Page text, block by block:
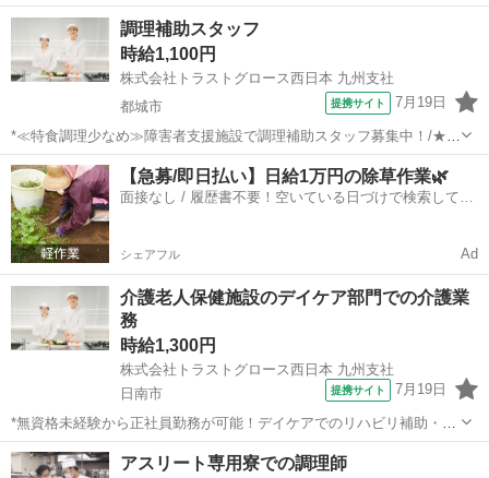
配缶、調理場清掃他をお願いします。 児童・生徒の皆さんに毎回美味
しく温かい食事を提供できるよう、工夫を凝らした業務をお願いしま
す。 子供達が美味しそうに食べる姿は...
宮崎 えびの市 その他
調理補助スタッフ
時給1,100円
株式会社トラストグロース西日本 九州支社
都城市
提携サイト 7月19日
*≪特食調理少なめ≫障害者支援施設で調理補助スタッフ募集中！/★仕
事No.kp-230379* 【資格・経験】 資格：不問 経験：必須 【お仕事内
容】 *ポイント ・経験者の方、限定のお仕事です！ ・シフトに応じて
勤務で...
宮崎 都城市 キッチン
【急募/即日払い】日給1万円の除草作業🌿
面接なし / 履歴書不要！空いている日づけで検索して即
シェアフル Ad
介護老人保健施設のデイケア部門での介護業
務
時給1,300円
株式会社トラストグロース西日本 九州支社
日南市
提携サイト 7月19日
*無資格未経験から正社員勤務が可能！デイケアでのリハビリ補助・介
護・送迎★ お仕事No. kp-150126* 【資格・経験】 資格：普通自動
車免許 経験：不問 【仕事内容】 *＊ポイント ・介護の資格・経験は問
宮崎 日南市 キッチン
アスリート専用寮での調理師